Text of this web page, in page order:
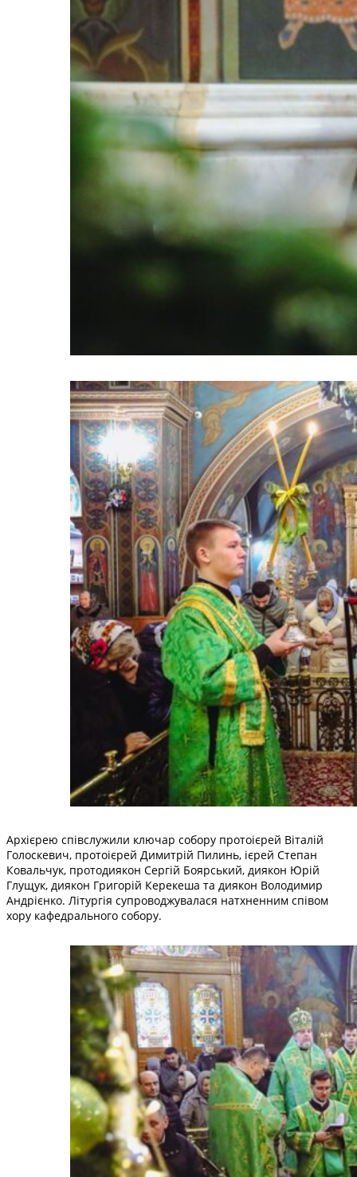
Архієрею співслужили ключар собору протоієрей Віталій
Голоскевич, протоієрей Димитрій Пилинь, ієрей Степан
Ковальчук, протодиякон Сергій Боярський, диякон Юрій
Глущук, диякон Григорій Керекеша та диякон Володимир
Андрієнко. Літургія супроводжувалася натхненним співом
хору кафедрального собору.